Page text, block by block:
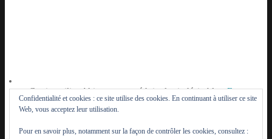
Ce site utilise Akismet pour réduire les indésirables.En
savoir plus sur la façon dont les données de vos
Confidentialité et cookies : ce site utilise des cookies. En continuant à utiliser ce site
Web, vous acceptez leur utilisation.
Pour en savoir plus, notamment sur la façon de contrôler les cookies, consultez :